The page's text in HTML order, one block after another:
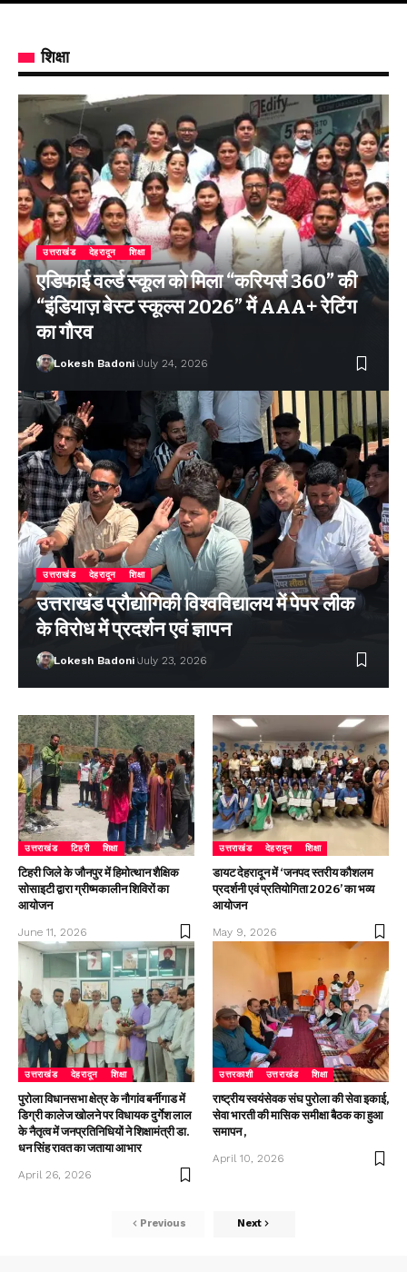
शिक्षा
उत्तराखंड देहरादून शिक्षा
एडिफाई वर्ल्ड स्कूल को मिला “करियर्स 360” की
“इंडियाज़ बेस्ट स्कूल्स 2026” में AAA+ रेटिंग
का गौरव
Lokesh Badoni July 24, 2026
उत्तराखंड देहरादून शिक्षा
उत्तराखंड प्रौद्योगिकी विश्वविद्यालय में पेपर लीक
के विरोध में प्रदर्शन एवं ज्ञापन
Lokesh Badoni July 23, 2026
उत्तराखंड टिहरी शिक्षा
टिहरी जिले के जौनपुर में हिमोत्थान शैक्षिक
सोसाइटी द्वारा ग्रीष्मकालीन शिविरों का
आयोजन
June 11, 2026
उत्तराखंड देहरादून शिक्षा
डायट देहरादून में ‘जनपद स्तरीय कौशलम
प्रदर्शनी एवं प्रतियोगिता 2026’ का भव्य
आयोजन
May 9, 2026
उत्तराखंड देहरादून शिक्षा
पुरोला विधानसभा क्षेत्र के नौगांव बर्नीगाड में
डिग्री कालेज खोलने पर विधायक दुर्गेश लाल
के नैतृत्व में जनप्रतिनिधियों ने शिक्षामंत्री डा.
धन सिंह रावत का जताया आभार
April 26, 2026
उत्तरकाशी उत्तराखंड शिक्षा
राष्ट्रीय स्वयंसेवक संघ पुरोला की सेवा इकाई,
सेवा भारती की मासिक समीक्षा बैठक का हुआ
समापन ,
April 10, 2026
Previous Next